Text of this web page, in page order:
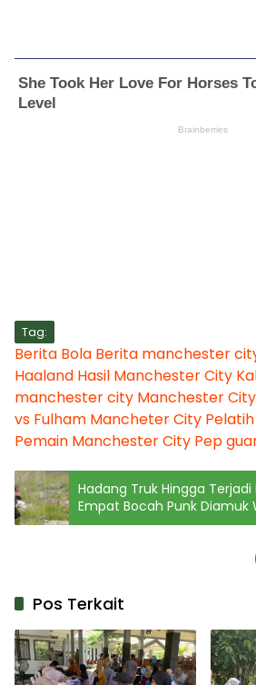
Tag:
Berita Bola Berita manchester
Haaland Hasil Manchester City
manchester city Manchester City
vs Fulham Mancheter City
Pemain Manchester City Pep
Hadang Truk Hingga
Empat Bocah Punk Diamuk
Pos Terkait